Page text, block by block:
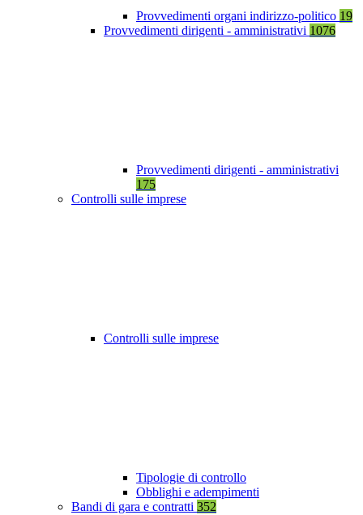
Provvedimenti organi indirizzo-politico 19
Provvedimenti dirigenti - amministrativi 1076
Provvedimenti dirigenti - amministrativi
175
Controlli sulle imprese
Controlli sulle imprese
Tipologie di controllo
Obblighi e adempimenti
Bandi di gara e contratti 352